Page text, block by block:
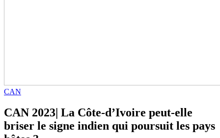
CAN
CAN 2023| La Côte-d’Ivoire peut-elle
briser le signe indien qui poursuit les pays